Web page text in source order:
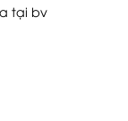
tại bv